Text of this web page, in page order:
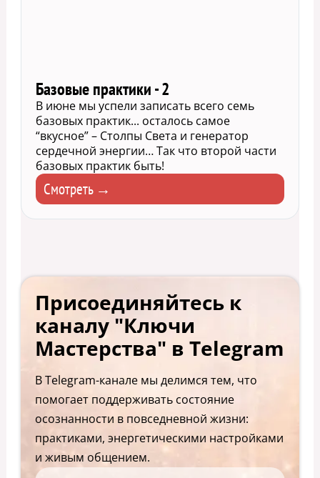
Базовые практики - 2
В июне мы успели записать всего семь
базовых практик... осталось самое
“вкусное” – Столпы Света и генератор
сердечной энергии… Так что второй части
базовых практик быть!
Смотреть →
Присоединяйтесь к
каналу "Ключи
Мастерства" в Telegram
В Telegram-канале мы делимся тем, что
помогает поддерживать состояние
осознанности в повседневной жизни:
практиками, энергетическими настройками
и живым общением.